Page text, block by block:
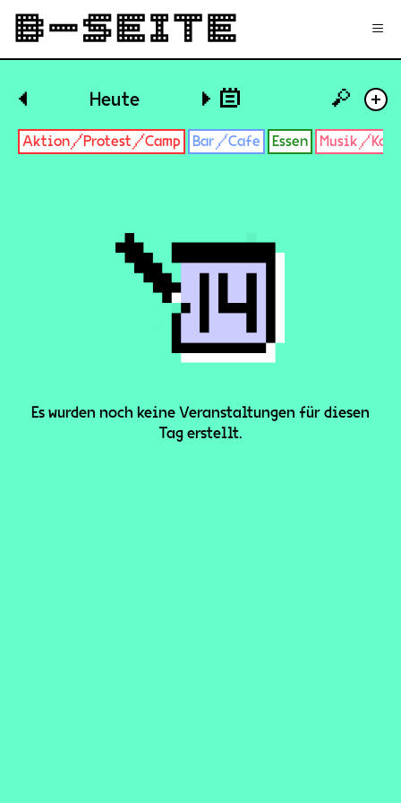
≡
◀ Heute ▶ +
🔎
Aktion/Protest/Camp Bar/Cafe Essen Musik/
Es wurden noch keine Veranstaltungen für diesen
Tag erstellt.